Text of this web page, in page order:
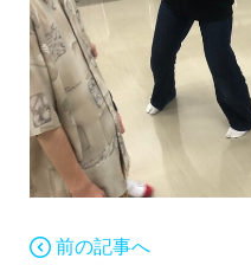
前の記事へ